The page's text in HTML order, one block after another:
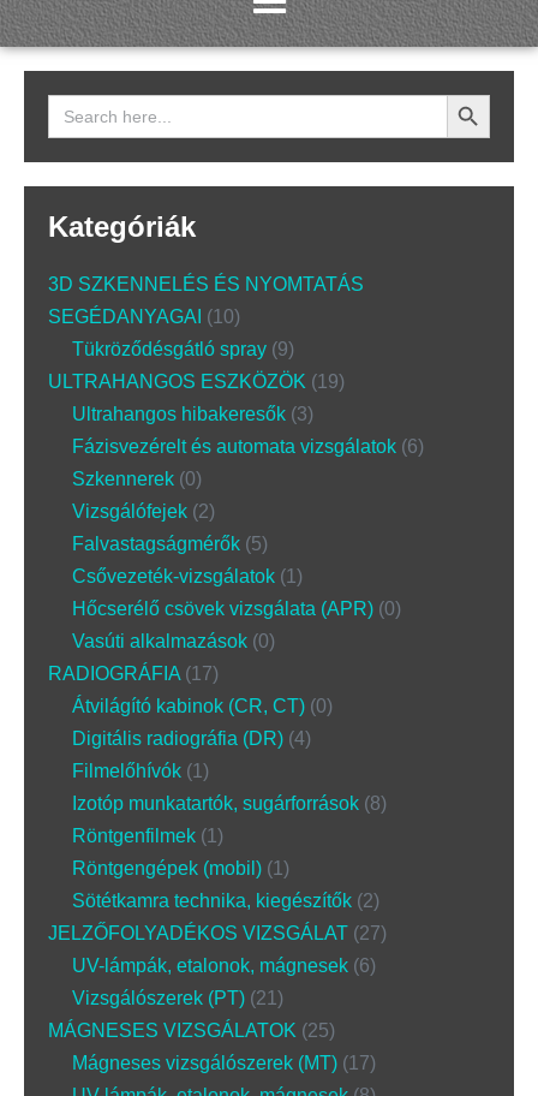
Search
for:
Search Button
Kategóriák
3D SZKENNELÉS ÉS NYOMTATÁS
SEGÉDANYAGAI
10
Tükröződésgátló spray 9
ULTRAHANGOS ESZKÖZÖK
19
Ultrahangos hibakeresők 3
Fázisvezérelt és automata vizsgálatok 6
Szkennerek 0
Vizsgálófejek 2
Falvastagságmérők 5
Csővezeték-vizsgálatok 1
Hőcserélő csövek vizsgálata (APR) 0
Vasúti alkalmazások 0
RADIOGRÁFIA 17
Átvilágító kabinok (CR, CT) 0
Digitális radiográfia (DR) 4
Filmelőhívók 1
Izotóp munkatartók, sugárforrások 8
Röntgenfilmek 1
Röntgengépek (mobil) 1
Sötétkamra technika, kiegészítők 2
JELZŐFOLYADÉKOS VIZSGÁLAT 27
UV-lámpák, etalonok, mágnesek 6
Vizsgálószerek (PT) 21
MÁGNESES VIZSGÁLATOK
25
Mágneses vizsgálószerek (MT) 17